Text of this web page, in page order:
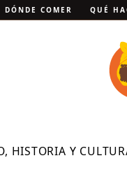
DÓNDE COMER QUÉ
HISTORIA Y